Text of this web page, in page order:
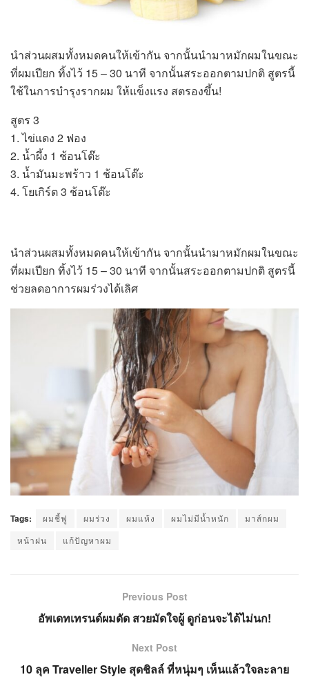
นำส่วนผสมทั้งหมดคนให้เข้ากัน จากนั้นนำมาหมักผมในขณะ
ที่ผมเปียก ทิ้งไว้ 15 – 30 นาที จากนั้นสระออกตามปกติ สูตรนี้
ใช้ในการบำรุงรากผม ให้แข็งแรง สตรองขึ้น!
สูตร 3
1. ไข่แดง 2 ฟอง
2. น้ำผึ้ง 1 ช้อนโต๊ะ
3. น้ำมันมะพร้าว 1 ช้อนโต๊ะ
4. โยเกิร์ต 3 ช้อนโต๊ะ
นำส่วนผสมทั้งหมดคนให้เข้ากัน จากนั้นนำมาหมักผมในขณะ
ที่ผมเปียก ทิ้งไว้ 15 – 30 นาที จากนั้นสระออกตามปกติ สูตรนี้
ช่วยลดอาการผมร่วงได้เลิศ
Tags: ผมชี้ฟู ผมร่วง ผมแห้ง ผมไม่มีน้ำหนัก
มาส์กผม
หน้าฝน
แก้ปัญหาผม
Previous Post
อัพเดทเทรนด์ผมดัด สวยมัดใจผู้ ดูก่อนจะได้ไม่นก!
Next Post
10 ลุค Traveller Style สุดชิลล์ ที่หนุ่มๆ เห็นแล้วใจละลาย